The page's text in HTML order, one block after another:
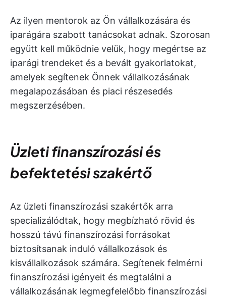
Az ilyen mentorok az Ön vállalkozására és
iparágára szabott tanácsokat adnak. Szorosan
együtt kell működnie velük, hogy megértse az
iparági trendeket és a bevált gyakorlatokat,
amelyek segítenek Önnek vállalkozásának
megalapozásában és piaci részesedés
megszerzésében.
Üzleti finanszírozási és
befektetési szakértő
Az üzleti finanszírozási szakértők arra
specializálódtak, hogy megbízható rövid és
hosszú távú finanszírozási forrásokat
biztosítsanak induló vállalkozások és
kisvállalkozások számára. Segítenek felmérni
finanszírozási igényeit és megtalálni a
vállalkozásának legmegfelelőbb finanszírozási